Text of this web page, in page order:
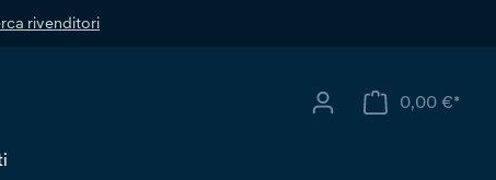
rivenditori
0,00 €*Il